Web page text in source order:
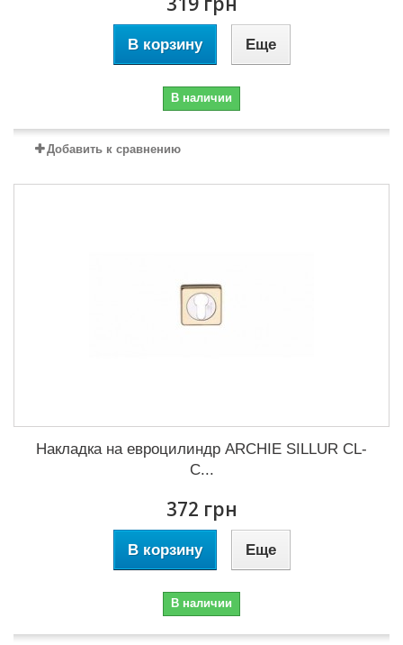
В корзину Еще
В наличии
Добавить к сравнению
Накладка на евроцилиндр ARCHIE SILLUR CL-
C...
372 грн
В корзину Еще
В наличии